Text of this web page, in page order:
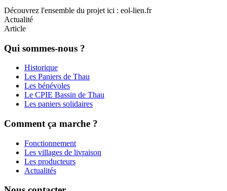
Découvrez l'ensemble du projet ici : eol-lien.fr
Actualité
Article
Qui sommes-nous ?
Historique
Les Paniers de Thau
Les bénévoles
Le CPIE Bassin de Thau
Les paniers solidaires
Comment ça marche ?
Fonctionnement
Les villages de livraison
Les producteurs
Actualités